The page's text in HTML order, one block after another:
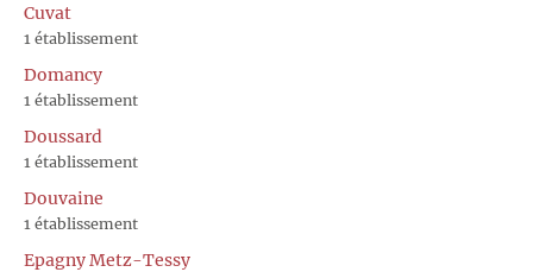
Cuvat
1 établissement
Domancy
1 établissement
Doussard
1 établissement
Douvaine
1 établissement
Epagny Metz-Tessy